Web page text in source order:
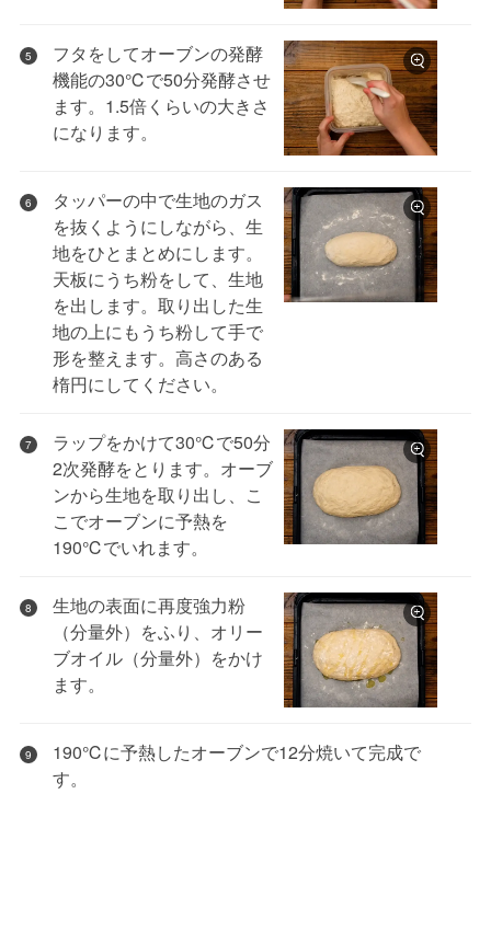
5
フタをしてオーブンの発酵
機能の30℃で50分発酵させ
ます。1.5倍くらいの大きさ
になります。
6
タッパーの中で生地のガス
を抜くようにしながら、生
地をひとまとめにします。
天板にうち粉をして、生地
を出します。取り出した生
地の上にもうち粉して手で
形を整えます。高さのある
楕円にしてください。
7
ラップをかけて30℃で50分
2次発酵をとります。オーブ
ンから生地を取り出し、こ
こでオーブンに予熱を
190℃でいれます。
8
生地の表面に再度強力粉
（分量外）をふり、オリー
ブオイル（分量外）をかけ
ます。
9
190℃に予熱したオーブンで12分焼いて完成で
す。